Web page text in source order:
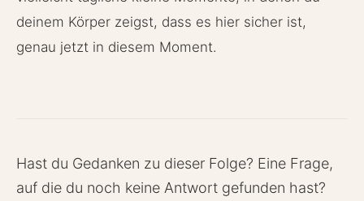
deinem Körper zeigst, dass es hier sicher ist,
genau jetzt in diesem Moment.
Hast du Gedanken zu dieser Folge? Eine Frage,
auf die du noch keine Antwort gefunden hast?